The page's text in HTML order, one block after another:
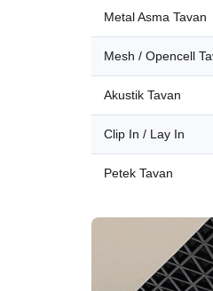
Metal Asma Tavan
Mesh / Opencell
Akustik Tavan
Clip In / Lay In
Petek Tavan